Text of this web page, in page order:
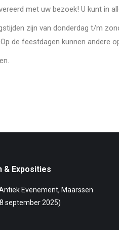
met uw bezoek! U kunt in
zijn van donderdag t/m
de feestdagen kunnen andere
& Exposities
Evenement, Maarssen
september 2025)